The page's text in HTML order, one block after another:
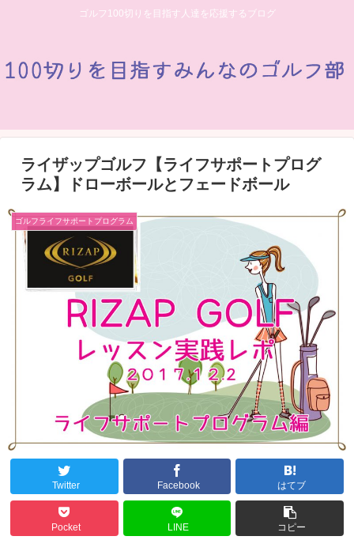
ゴルフ100切りを目指す人達を応援するブログ
ライザップゴルフ【ライフサポートプログ
ラム】ドローボールとフェードボール
ゴルフライフサポートプログラム
Twitter Facebook はてブ
Pocket LINE コピー